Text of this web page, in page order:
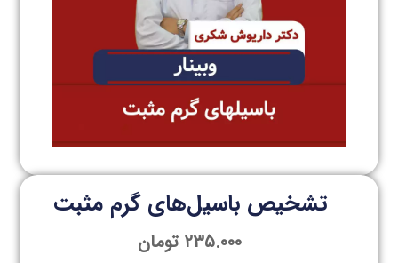
تشخیص باسیل‌های گرم مثبت
۲۳۵.۰۰۰ تومان